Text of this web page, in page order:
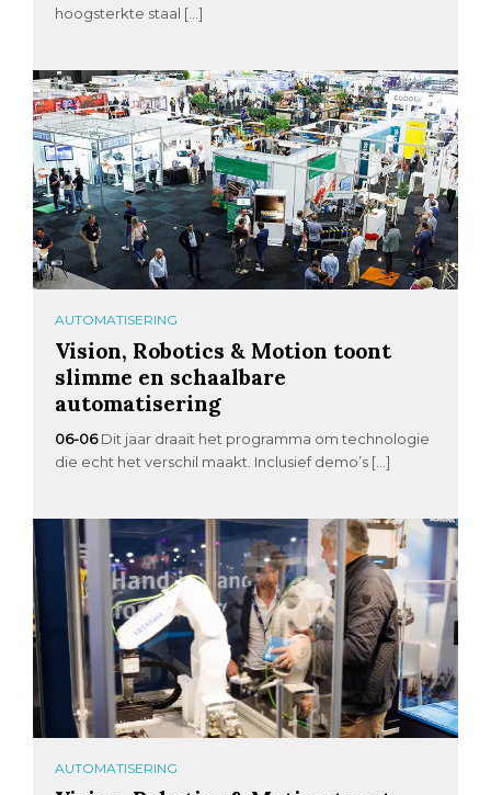
hoogsterkte staal […]
AUTOMATISERING
Vision, Robotics & Motion toont
slimme en schaalbare
automatisering
06-06 Dit jaar draait het programma om technologie
die echt het verschil maakt. Inclusief demo’s […]
AUTOMATISERING